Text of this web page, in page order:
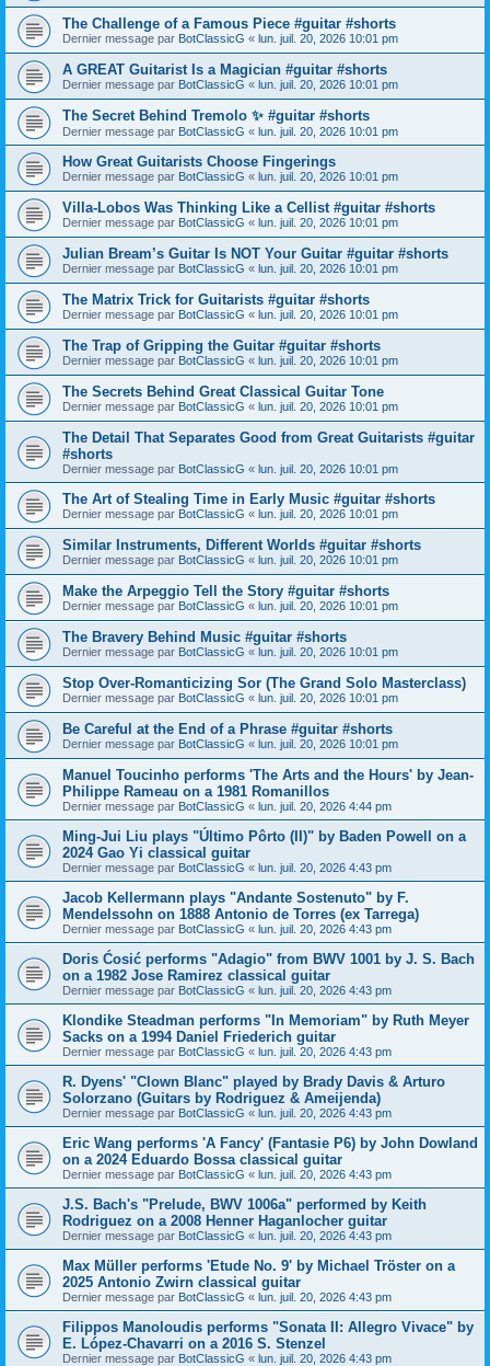
The Challenge of a Famous Piece #guitar #shorts
Dernier message par BotClassicG « lun. juil. 20, 2026 10:01 pm
A GREAT Guitarist Is a Magician #guitar #shorts
Dernier message par BotClassicG « lun. juil. 20, 2026 10:01 pm
The Secret Behind Tremolo ✨ #guitar #shorts
Dernier message par BotClassicG « lun. juil. 20, 2026 10:01 pm
How Great Guitarists Choose Fingerings
Dernier message par BotClassicG « lun. juil. 20, 2026 10:01 pm
Villa-Lobos Was Thinking Like a Cellist #guitar #shorts
Dernier message par BotClassicG « lun. juil. 20, 2026 10:01 pm
Julian Bream’s Guitar Is NOT Your Guitar #guitar #shorts
Dernier message par BotClassicG « lun. juil. 20, 2026 10:01 pm
The Matrix Trick for Guitarists #guitar #shorts
Dernier message par BotClassicG « lun. juil. 20, 2026 10:01 pm
The Trap of Gripping the Guitar #guitar #shorts
Dernier message par BotClassicG « lun. juil. 20, 2026 10:01 pm
The Secrets Behind Great Classical Guitar Tone
Dernier message par BotClassicG « lun. juil. 20, 2026 10:01 pm
The Detail That Separates Good from Great Guitarists #guitar
#shorts
Dernier message par BotClassicG « lun. juil. 20, 2026 10:01 pm
The Art of Stealing Time in Early Music #guitar #shorts
Dernier message par BotClassicG « lun. juil. 20, 2026 10:01 pm
Similar Instruments, Different Worlds #guitar #shorts
Dernier message par BotClassicG « lun. juil. 20, 2026 10:01 pm
Make the Arpeggio Tell the Story #guitar #shorts
Dernier message par BotClassicG « lun. juil. 20, 2026 10:01 pm
The Bravery Behind Music #guitar #shorts
Dernier message par BotClassicG « lun. juil. 20, 2026 10:01 pm
Stop Over-Romanticizing Sor (The Grand Solo Masterclass)
Dernier message par BotClassicG « lun. juil. 20, 2026 10:01 pm
Be Careful at the End of a Phrase #guitar #shorts
Dernier message par BotClassicG « lun. juil. 20, 2026 10:01 pm
Manuel Toucinho performs 'The Arts and the Hours' by Jean-
Philippe Rameau on a 1981 Romanillos
Dernier message par BotClassicG « lun. juil. 20, 2026 4:44 pm
Ming-Jui Liu plays "Último Pôrto (II)" by Baden Powell on a
2024 Gao Yi classical guitar
Dernier message par BotClassicG « lun. juil. 20, 2026 4:43 pm
Jacob Kellermann plays "Andante Sostenuto" by F.
Mendelssohn on 1888 Antonio de Torres (ex Tarrega)
Dernier message par BotClassicG « lun. juil. 20, 2026 4:43 pm
Doris Ćosić performs "Adagio" from BWV 1001 by J. S. Bach
on a 1982 Jose Ramirez classical guitar
Dernier message par BotClassicG « lun. juil. 20, 2026 4:43 pm
Klondike Steadman performs "In Memoriam" by Ruth Meyer
Sacks on a 1994 Daniel Friederich guitar
Dernier message par BotClassicG « lun. juil. 20, 2026 4:43 pm
R. Dyens' "Clown Blanc" played by Brady Davis & Arturo
Solorzano (Guitars by Rodriguez & Ameijenda)
Dernier message par BotClassicG « lun. juil. 20, 2026 4:43 pm
Eric Wang performs 'A Fancy' (Fantasie P6) by John Dowland
on a 2024 Eduardo Bossa classical guitar
Dernier message par BotClassicG « lun. juil. 20, 2026 4:43 pm
J.S. Bach's "Prelude, BWV 1006a" performed by Keith
Rodriguez on a 2008 Henner Haganlocher guitar
Dernier message par BotClassicG « lun. juil. 20, 2026 4:43 pm
Max Müller performs 'Etude No. 9' by Michael Tröster on a
2025 Antonio Zwirn classical guitar
Dernier message par BotClassicG « lun. juil. 20, 2026 4:43 pm
Filippos Manoloudis performs "Sonata II: Allegro Vivace" by
E. López-Chavarri on a 2016 S. Stenzel
Dernier message par BotClassicG « lun. juil. 20, 2026 4:43 pm